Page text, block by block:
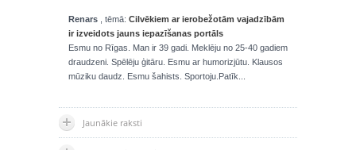
Renars , tēmā: Cilvēkiem ar ierobežotām vajadzībām
ir izveidots jauns iepazīšanas portāls
Esmu no Rīgas. Man ir 39 gadi. Meklēju no 25-40 gadiem
draudzeni. Spēlēju ģitāru. Esmu ar humorizjūtu. Klausos
mūziku daudz. Esmu šahists. Sportoju.Patīk...
Jaunākie raksti